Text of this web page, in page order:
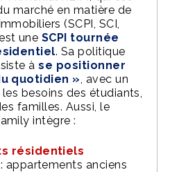
marché en matière de
(SCPI, SCI,
une SCPI tournée
. Sa politique
àse positionner
quotidien », avec un
besoins des étudiants,
familles. Aussi, le
intègre :
résidentiels
: appartements anciens